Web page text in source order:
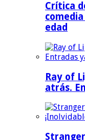
Crítica
edad
Ray of
atrás.